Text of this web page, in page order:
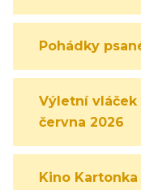
Pohádky
Výletní vláček
června 2026
Kino Kartonka